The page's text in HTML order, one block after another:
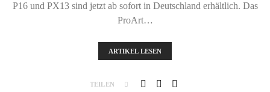
P16 und PX13 sind jetzt ab sofort in Deutschland erhältlich. Das
ProArt…
ARTIKEL LESEN
TEILEN